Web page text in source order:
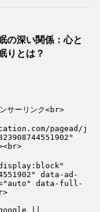
の深い関係：心と
りとは？
ーリンク<br>
pagead/j
data-ad-
data-full-